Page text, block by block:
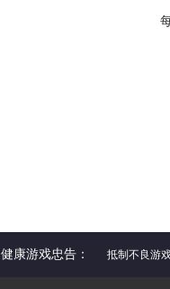
健康游戏忠告： 抵制不良游